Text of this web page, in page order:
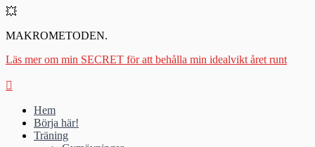
💥
MAKROMETODEN.
Läs mer om min SECRET för att behålla min idealvikt året runt
Hem
Börja här!
Träning